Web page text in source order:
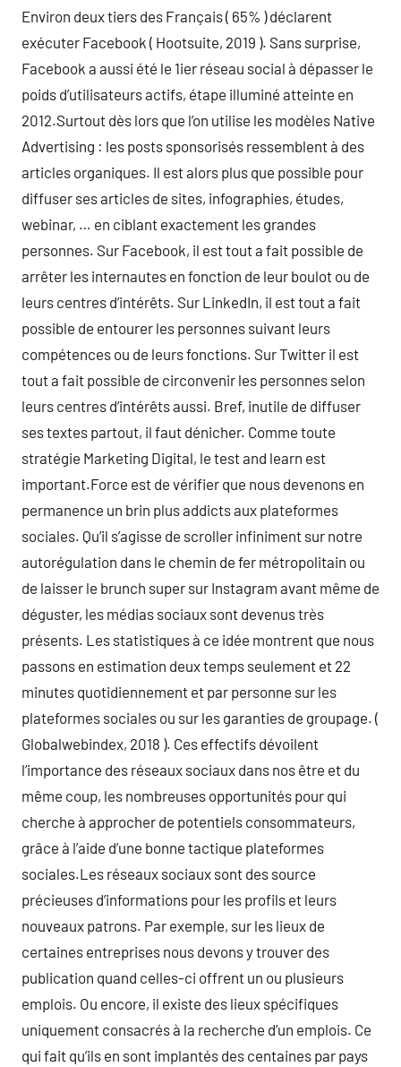
Environ deux tiers des Français ( 65% ) déclarent
exécuter Facebook ( Hootsuite, 2019 ). Sans surprise,
Facebook a aussi été le 1ier réseau social à dépasser le
poids d’utilisateurs actifs, étape illuminé atteinte en
2012.Surtout dès lors que l’on utilise les modèles Native
Advertising : les posts sponsorisés ressemblent à des
articles organiques. Il est alors plus que possible pour
diffuser ses articles de sites, infographies, études,
webinar, … en ciblant exactement les grandes
personnes. Sur Facebook, il est tout a fait possible de
arrêter les internautes en fonction de leur boulot ou de
leurs centres d’intérêts. Sur LinkedIn, il est tout a fait
possible de entourer les personnes suivant leurs
compétences ou de leurs fonctions. Sur Twitter il est
tout a fait possible de circonvenir les personnes selon
leurs centres d’intérêts aussi. Bref, inutile de diffuser
ses textes partout, il faut dénicher. Comme toute
stratégie Marketing Digital, le test and learn est
important.Force est de vérifier que nous devenons en
permanence un brin plus addicts aux plateformes
sociales. Qu’il s’agisse de scroller infiniment sur notre
autorégulation dans le chemin de fer métropolitain ou
de laisser le brunch super sur Instagram avant même de
déguster, les médias sociaux sont devenus très
présents. Les statistiques à ce idée montrent que nous
passons en estimation deux temps seulement et 22
minutes quotidiennement et par personne sur les
plateformes sociales ou sur les garanties de groupage. (
Globalwebindex, 2018 ). Ces effectifs dévoilent
l’importance des réseaux sociaux dans nos être et du
même coup, les nombreuses opportunités pour qui
cherche à approcher de potentiels consommateurs,
grâce à l’aide d’une bonne tactique plateformes
sociales.Les réseaux sociaux sont des source
précieuses d’informations pour les profils et leurs
nouveaux patrons. Par exemple, sur les lieux de
certaines entreprises nous devons y trouver des
publication quand celles-ci offrent un ou plusieurs
emplois. Ou encore, il existe des lieux spécifiques
uniquement consacrés à la recherche d’un emplois. Ce
qui fait qu’ils en sont implantés des centaines par pays